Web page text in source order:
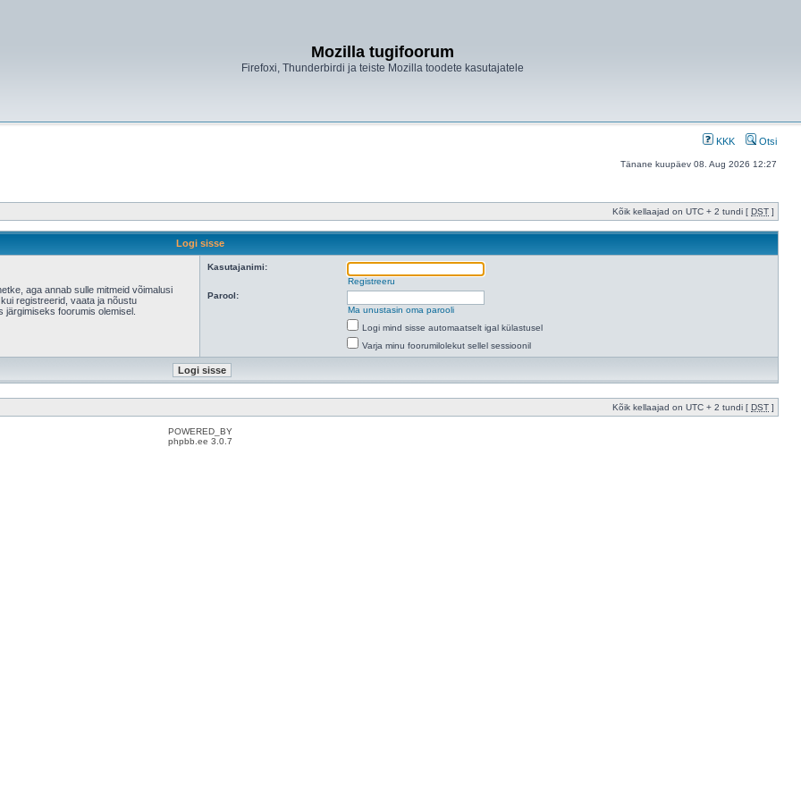
Mozilla tugifoorum
Firefoxi, Thunderbirdi ja teiste Mozilla toodete kasutajatele
KKK Otsi
Tänane kuupäev 08. Aug 2026 12:27
Kõik kellaajad on UTC + 2 tundi [ DST ]
Logi sisse
aga annab sulle mitmeid võimalusi
registreerid, vaata ja nõustu
järgimiseks foorumis olemisel.
Kasutajanimi:
Registreeru
Parool:
Ma unustasin oma parooli
Logi mind sisse automaatselt igal külastusel
Varja minu foorumilolekut sellel sessioonil
Kõik kellaajad on UTC + 2 tundi [ DST ]
POWERED_BY
phpbb.ee 3.0.7